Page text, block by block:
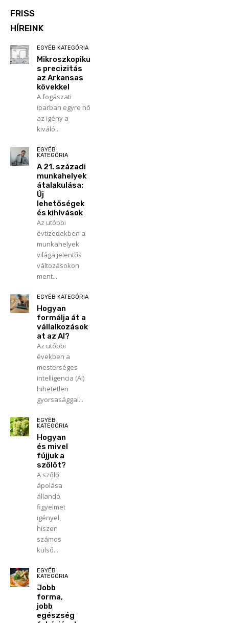
FRISS
HÍREINK
EGYÉB KATEGÓRIA
Mikroszkopiku
s precizitás
az Arkansas
kövekkel
A fogászati
iparban egyre nő
az igény a
kiváló...
EGYÉB
KATEGÓRIA
A 21. századi
munkahelyek
átalakulása:
Új
lehetőségek
és kihívások
Az utóbbi
évtizedekben a
munkahelyek
világa jelentős
változásokon
ment...
EGYÉB KATEGÓRIA
Hogyan
formálja át a
vállalkozások
at az AI?
Az utóbbi
években a
mesterséges
intelligencia (AI)
hihetetlen
gyorsasággal...
EGYÉB
KATEGÓRIA
Hogyan
és mivel
fújjuk a
szőlőt?
A szőlő
ápolása
állandó
figyelmet
igényel,
hiszen
számos
külső...
EGYÉB
KATEGÓRIA
Jobb
forma,
jobb
egészség